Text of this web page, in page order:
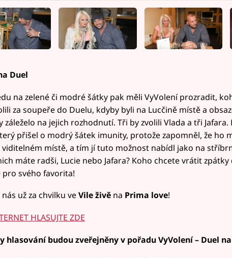
Duel
na zelené či modré šátky pak měli VyVolení prozradit,
za soupeře do Duelu, kdyby byli na Lucčině místě a
záleželo na jejich rozhodnutí. Tři by zvolili Vlada a tři Jafara.
přišel o modrý šátek imunity, protože zapomněl, že ho
viditelném místě, a tím jí tuto možnost nabídl jako na
máte radši, Lucie nebo Jafara? Koho chcete vrátit zpátky
pro svého favorita!
už za chvilku veVile živěna Prima love!
HLASUJTE ZDE
hlasování budou zveřejněny v pořadu VyVolení – Duel